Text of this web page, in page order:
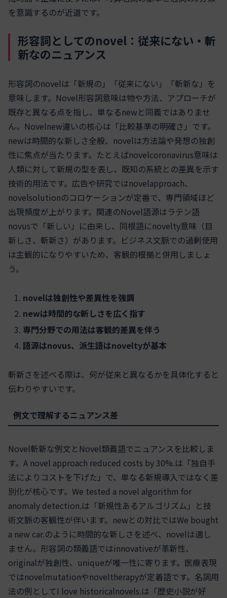
を意識するのが近道です。
形容詞としてのnovel：従来にない・斬
新なのニュアンス
形容詞のnovelは「新規の」「従来にない」「斬新な」を
意味します。Novel形容詞意味は物や方法、アプローチが
既存と異なる点を指し、単なるnewと同義ではありませ
ん。Novelnew違いの核心は「比較基準の明確さ」です。
newは時間的な新しさ全般、novelは方法論や発想の独創
性に焦点が当たります。たとえばnovelcoronavirus意味は
人類に対して新規の型を表し、既知の系統との差異を示す
技術的用法です。広告や研究ではnovelapproach、
novelsolutionのコロケーションが定番で、専門領域ほど
出現頻度が上がります。関連のNovel語源はラテン語
novusで「新しい」に由来し、同根語にnovelty意味（目
新しさ、斬新さ）があります。ビジネス文脈での過剰使用
は主観的になりやすいため、客観的根拠と併用しましょ
う。
novelは独創性や差異性を強調
newは時間的な新しさを広く指す
専門分野での用法は客観的差異を伴う
語源はnovus、派生語はnoveltyが基本
斬新さを述べる際は、何が従来と異なるかを具体化すると
伝わりやすいです。
例文で理解するニュアンス差
Novel斬新な例文とNovel類義語でニュアンスを比較しま
す。A novel approach reduced costs by 30%.は「独自手
法によりコストを下げた」で、単なる新規導入ではなく差
別化が核心です。We tested a novel algorithm for
anomaly detection.は「新規性あるアルゴリズム」と技
術文脈の客観性が伴います。newとの対比ではWe bought
a new car.のように時間的な新しさを述べ、novelは適し
ません。形容詞の類義語ではinnovativeが革新性、
originalが独創性、uniqueが唯一性に寄ります。医療表現
ではnovelmutationやnoveltherapyが定着語です。名詞用
法の例としてI love historicalnovels.は「歴史小説が好